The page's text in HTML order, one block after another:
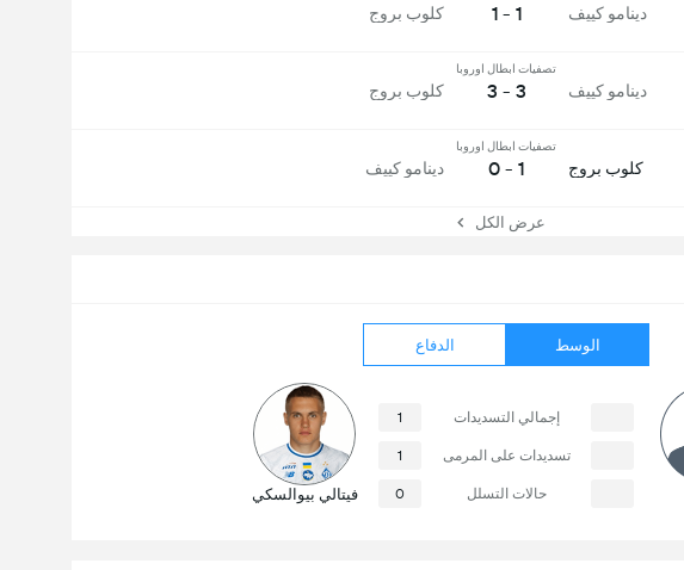
الوسط الدفاع
إجمالي التسديدات 1
تسديدات على المرمى 1
حالات التسلل 0 فيتالي بيوالسكي
دينامو كييف 1 - 1 كلوب بروج
دينامو كييف
تصفيات ابطال اوروبا
3 - 3 كلوب بروج
كلوب بروج
تصفيات ابطال اوروبا
1 - 0 دينامو كييف
عرض الكل